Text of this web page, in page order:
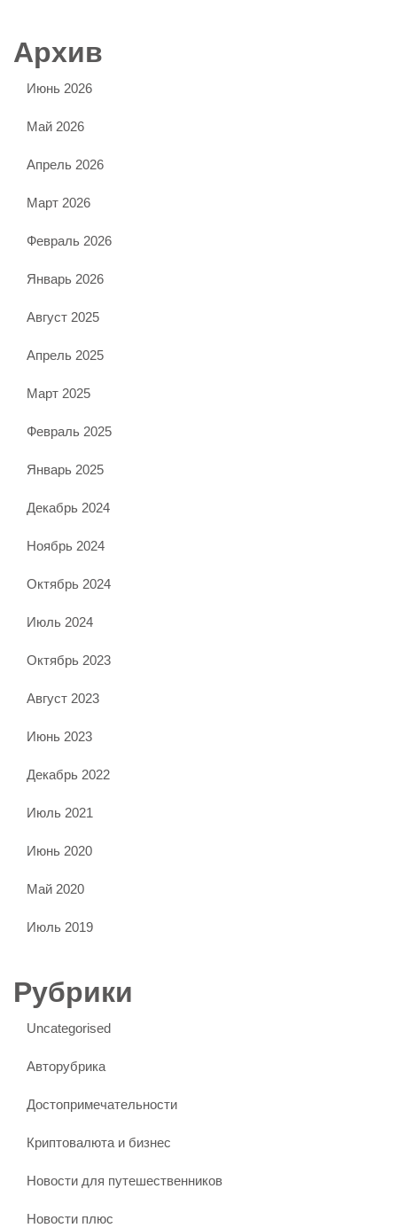
Архив
Июнь 2026
Май 2026
Апрель 2026
Март 2026
Февраль 2026
Январь 2026
Август 2025
Апрель 2025
Март 2025
Февраль 2025
Январь 2025
Декабрь 2024
Ноябрь 2024
Октябрь 2024
Июль 2024
Октябрь 2023
Август 2023
Июнь 2023
Декабрь 2022
Июль 2021
Июнь 2020
Май 2020
Июль 2019
Рубрики
Uncategorised
Авторубрика
Достопримечательности
Криптовалюта и бизнес
Новости для путешественников
Новости плюс